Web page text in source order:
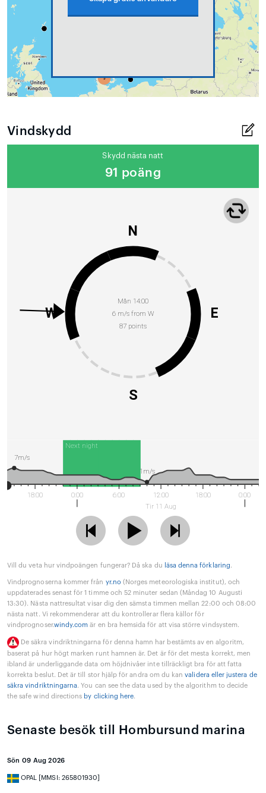
Vindskydd
Skydd nästa natt
91 poäng
Mån 14:00
6 m/s from W
87 points
N
E
S
W
Next night
18:00 0:00 6:00
12:00
Tir 11 Aug
18:00 0:00
7m/s
1m/s
Vill du veta hur vindpoängen fungerar? Då ska du läsa denna förklaring.
Vindprognoserna kommer från yr.no (Norges meteorologiska institut), och
uppdaterades senast för 1 timme och 52 minuter sedan (Måndag 10 Augusti
13:30). Nästa nattresultat visar dig den sämsta timmen mellan 22:00 och 08:00
nästa natt. Vi rekommenderar att du kontrollerar flera källor för
vindprognoser.windy.com är en bra hemsida för att visa större vindsystem.
De säkra vindriktningarna för denna hamn har bestämts av en algoritm,
baserat på hur högt marken runt hamnen är. Det är för det mesta korrekt, men
ibland är underliggande data om höjdnivåer inte tillräckligt bra för att fatta
korrekta beslut. Det är till stor hjälp för andra om du kanvalidera eller justera de
säkra vindriktningarna. You can see the data used by the algorithm to decide
the safe wind directions by clicking here.
Senaste besök till Hombursund marina
Sön 09 Aug 2026
OPAL [MMSI: 265801930]